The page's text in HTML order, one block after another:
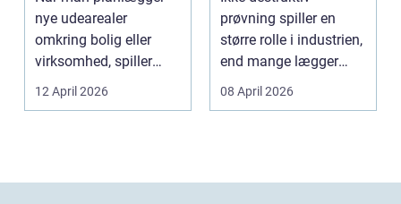
nye udearealer
omkring bolig eller
virksomhed, spiller
belægningen en helt
centra...
12 April 2026
prøvning spiller en
større rolle i industrien,
end mange lægger
mærke til i hverdage...
08 April 2026